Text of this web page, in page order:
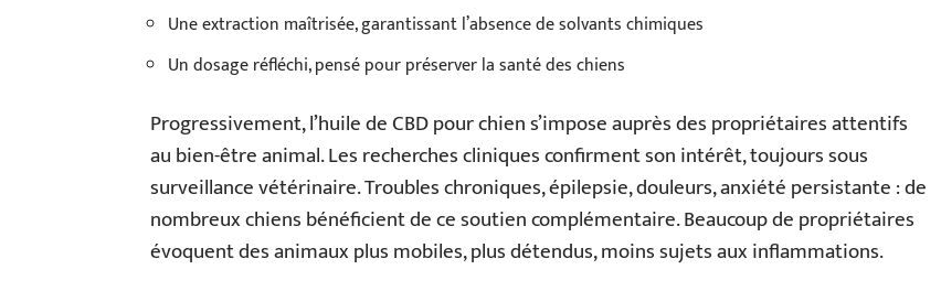
Une extraction maîtrisée, garantissant l’absence de solvants chimiques
Un dosage réfléchi, pensé pour préserver la santé des chiens
Progressivement, l’huile de CBD pour chien s’impose auprès des propriétaires attentifs
au bien-être animal. Les recherches cliniques confirment son intérêt, toujours sous
surveillance vétérinaire. Troubles chroniques, épilepsie, douleurs, anxiété persistante : de
nombreux chiens bénéficient de ce soutien complémentaire. Beaucoup de propriétaires
évoquent des animaux plus mobiles, plus détendus, moins sujets aux inflammations.